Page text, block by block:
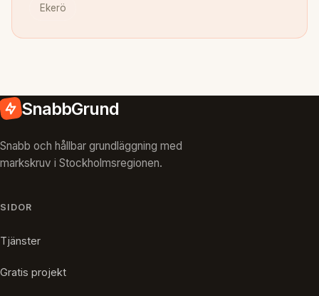
Ekerö
SnabbGrund
Snabb och hållbar grundläggning med
markskruv i Stockholmsregionen.
SIDOR
Tjänster
Gratis projekt